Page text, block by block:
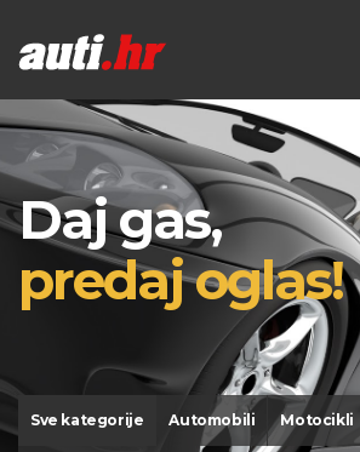
Daj gas,
predaj oglas!
Sve kategorije Automobili Motocikli